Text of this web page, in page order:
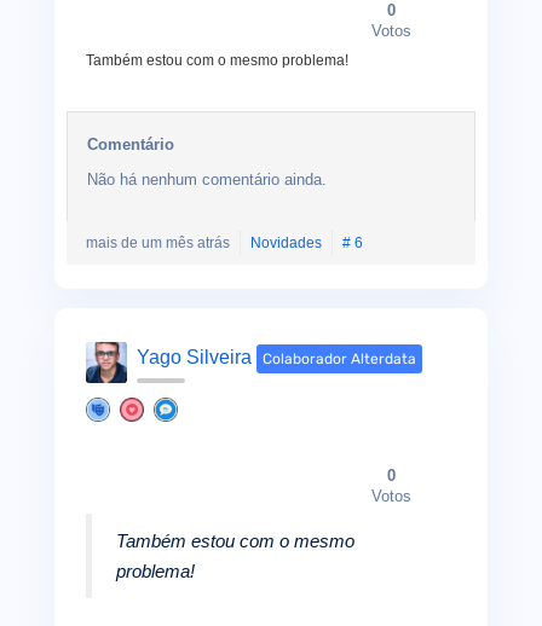
0
Votos
Também estou com o mesmo problema!
Comentário
Não há nenhum comentário ainda.
mais de um mês atrás Novidades # 6
Yago Silveira Colaborador Alterdata
0
Votos
Também estou com o mesmo
problema!